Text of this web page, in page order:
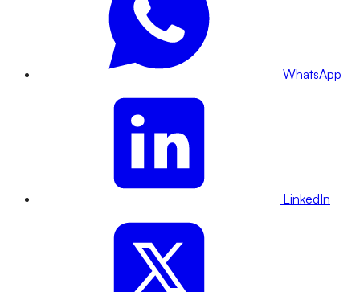
WhatsApp
LinkedIn